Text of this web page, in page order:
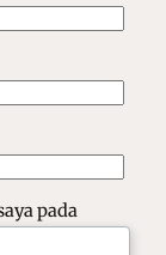
pada